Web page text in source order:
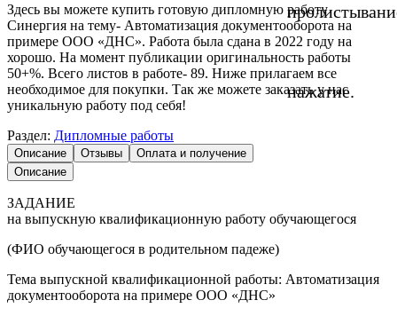
нажатие.
Здесь вы можете купить готовую дипломную работу
Синергия на тему- Автоматизация документооборота на
примере ООО «ДНС». Работа была сдана в 2022 году на
хорошо. На момент публикации оригинальность работы
50+%. Всего листов в работе- 89. Ниже прилагаем все
необходимое для покупки. Так же можете заказать у нас
уникальную работу под себя!
Раздел: Дипломные работы
Описание Отзывы
Оплата и получение
Описание
ЗАДАНИЕ
на выпускную квалификационную работу обучающегося
(ФИО обучающегося в родительном падеже)
Тема выпускной квалификационной работы: Автоматизация
документооборота на примере ООО «ДНС»